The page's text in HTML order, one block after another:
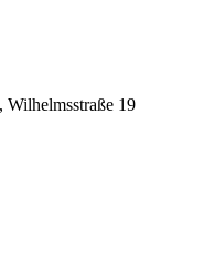
Wilhelmsstraße 19